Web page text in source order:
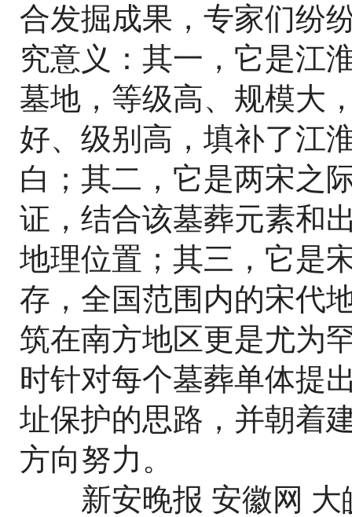
合发掘成果，专家们纷
究意义：其一，它是江
墓地，等级高、规模大
好、级别高，填补了江
白；其二，它是两宋之
证，结合该墓葬元素和
地理位置；其三，它是
存，全国范围内的宋代
筑在南方地区更是尤为
时针对每个墓葬单体提
址保护的思路，并朝着
方向努力。
新安晚报 安徽网 大